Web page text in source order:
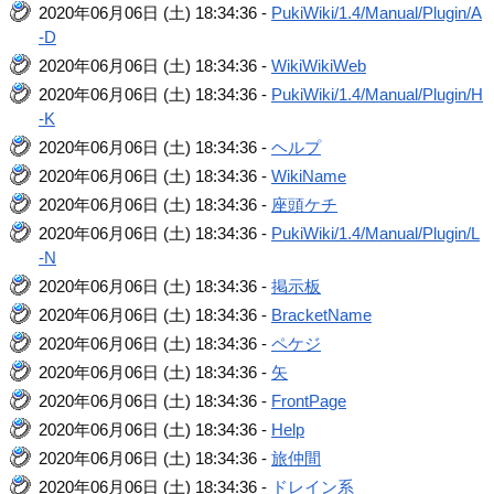
2020年06月06日 (土) 18:34:36 - PukiWiki/1.4/Manual/Plugin/A
-D
2020年06月06日 (土) 18:34:36 -WikiWikiWeb
2020年06月06日 (土) 18:34:36 - PukiWiki/1.4/Manual/Plugin/H
-K
2020年06月06日 (土) 18:34:36 -ヘルプ
2020年06月06日 (土) 18:34:36 -WikiName
2020年06月06日 (土) 18:34:36 - 座頭ケチ
2020年06月06日 (土) 18:34:36 - PukiWiki/1.4/Manual/Plugin/L
-N
2020年06月06日 (土) 18:34:36 -掲示板
2020年06月06日 (土) 18:34:36 - BracketName
2020年06月06日 (土) 18:34:36 -ペケジ
2020年06月06日 (土) 18:34:36 - 矢
2020年06月06日 (土) 18:34:36 - FrontPage
2020年06月06日 (土) 18:34:36 - Help
2020年06月06日 (土) 18:34:36 -旅仲間
2020年06月06日 (土) 18:34:36 - ドレイン系